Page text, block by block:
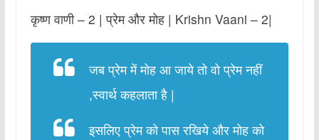
कृष्ण वाणी – 2 | प्रेम और मोह | Krishn Vaani – 2|
जब प्रेम में मोह आ जाये तो वो प्रेम नहीं
,स्वार्थ कहलाता है |
इसलिए प्रेम को पास रखिये और मोह को